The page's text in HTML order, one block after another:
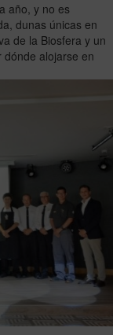
año, y no es
dunas únicas en
de la Biosfera y un
alojarse en